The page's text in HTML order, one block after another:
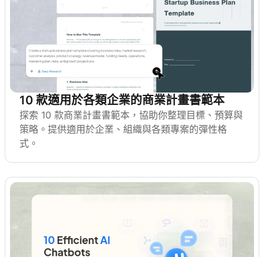
10 款適用於各類企業的商業計畫書範本
探索 10 款商業計畫書範本，協助你整理目標、預算與
策略。提供適用於企業、組織與各類專案的彈性格
式。